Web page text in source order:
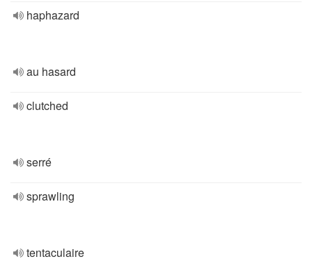
haphazard
au hasard
clutched
serré
sprawling
tentaculaire